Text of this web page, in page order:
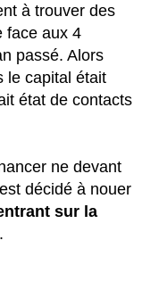
à trouver des
face aux 4
passé. Alors
le capital était
état de contacts
ne devant
décidé à nouer
sur la
.